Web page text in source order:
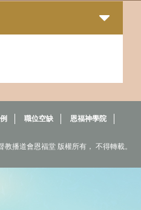
職位空缺
恩福神學院
播道會恩福堂 版權所有， 不得轉載。